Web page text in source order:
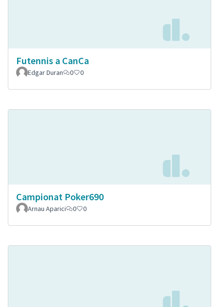
Futennis a CanCa
Edgar Duran 0 0
Campionat Poker690
Arnau Aparici 0 0